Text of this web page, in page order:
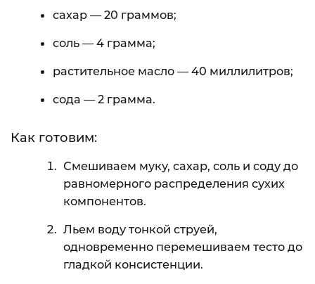
сахар — 20 граммов;
соль — 4 грамма;
растительное масло — 40 миллилитров;
сода — 2 грамма.
Как готовим:
Смешиваем муку, сахар, соль и соду до
равномерного распределения сухих
компонентов.
Льем воду тонкой струей,
одновременно перемешиваем тесто до
гладкой консистенции.